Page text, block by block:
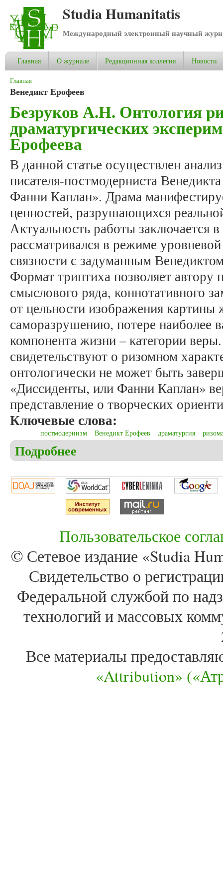
Studia Humanitatis
Международный электронный научный
Главная О журнале Редакционная коллегия Новости
Вы здесь
Главная
Венедикт Ерофеев
Безруков А.Н. Онтология
драматургических
Ерофеева
В данной статье осуществлен
писателя-постмодерниста
Фанни Каплан». Драма
ценностей, разрушающихся
Актуальность работы заключается
рассматривался в режиме
связности с задуманным
Формат триптиха позволяет автору
смыслового ряда, коннотативного
от цельности изображения картины
саморазрушению, потере наиболее
компонента жизни – категории
свидетельствуют о ризомном
онтологически не может быть
«Диссиденты, или Фанни Каплан»
представление о творческих
Ключевые слова:
постмодернизм Венедикт Ерофеев драматургия
Подробнее
Пользовательское
© Сетевое издание «Studia
Свидетельство о
Федеральной службой по
технологий и массовых
Все материалы
«Attribution»